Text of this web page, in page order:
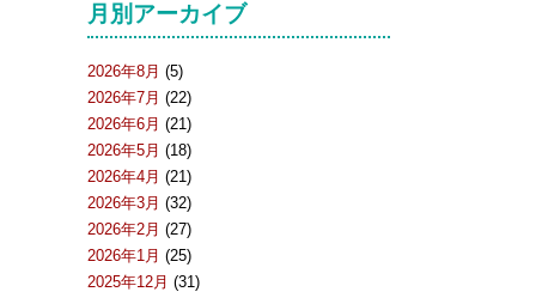
月別アーカイブ
2026年8月 (5)
2026年7月 (22)
2026年6月 (21)
2026年5月 (18)
2026年4月 (21)
2026年3月 (32)
2026年2月 (27)
2026年1月 (25)
2025年12月 (31)